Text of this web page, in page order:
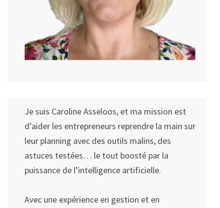
Je suis Caroline Asseloos, et ma mission est
d’aider les entrepreneurs reprendre la main sur
leur planning avec des outils malins, des
astuces testées… le tout boosté par la
puissance de l’intelligence artificielle.
Avec une expérience en gestion et en